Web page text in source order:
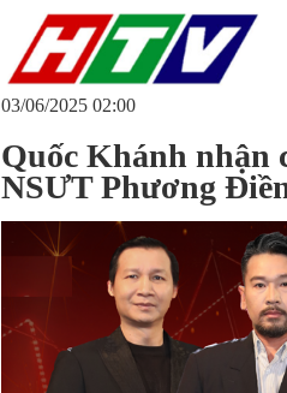
03/06/2025 02:00
Quốc Khánh nhận
NSƯT Phương